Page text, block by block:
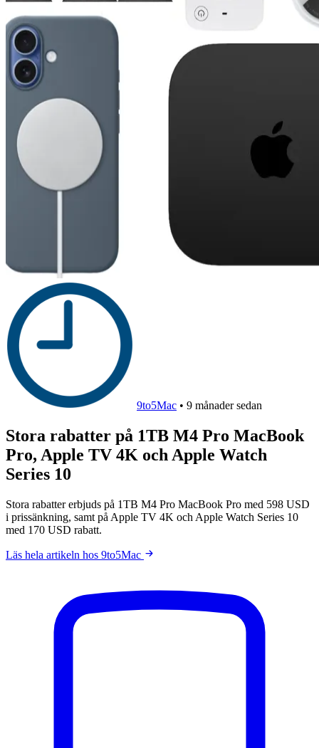
9to5Mac • 9 månader sedan
Stora rabatter på 1TB M4 Pro MacBook
Pro, Apple TV 4K och Apple Watch
Series 10
Stora rabatter erbjuds på 1TB M4 Pro MacBook Pro med 598 USD
i prissänkning, samt på Apple TV 4K och Apple Watch Series 10
med 170 USD rabatt.
Läs hela artikeln hos 9to5Mac